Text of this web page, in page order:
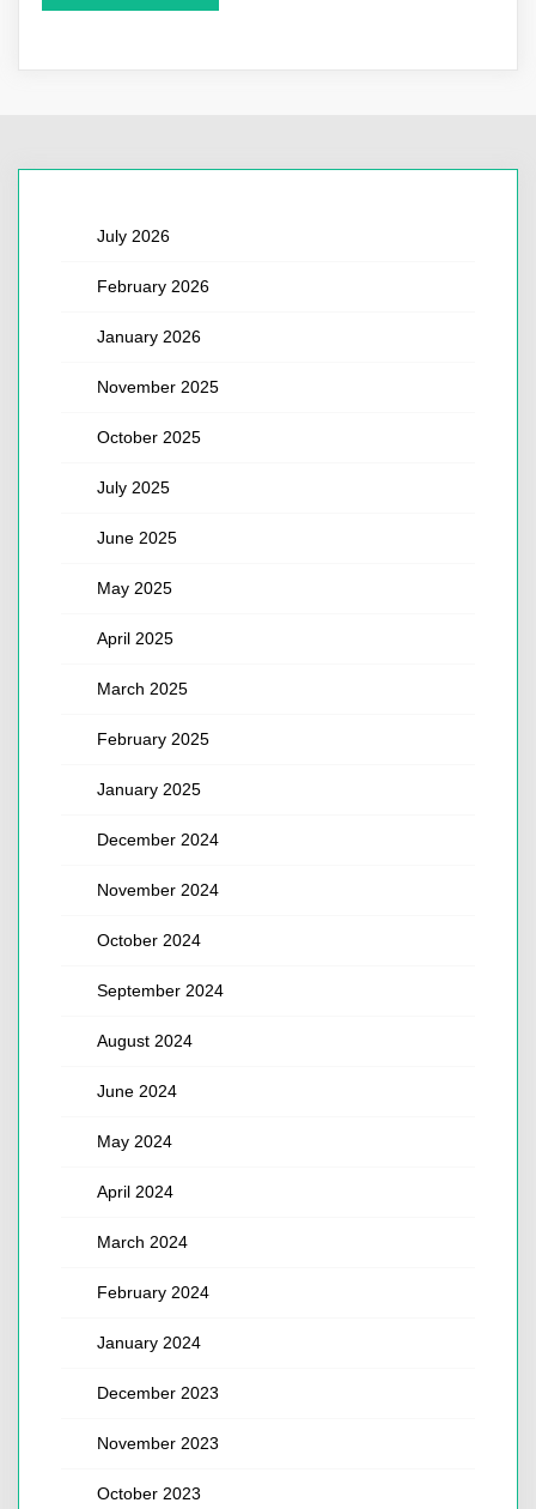
July 2026
February 2026
January 2026
November 2025
October 2025
July 2025
June 2025
May 2025
April 2025
March 2025
February 2025
January 2025
December 2024
November 2024
October 2024
September 2024
August 2024
June 2024
May 2024
April 2024
March 2024
February 2024
January 2024
December 2023
November 2023
October 2023